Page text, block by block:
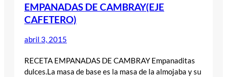
EMPANADAS DE CAMBRAY(EJE
CAFETERO)
abril 3, 2015
RECETA EMPANADAS DE CAMBRAY Empanaditas
dulces.La masa de base es la masa de la almojaba y su